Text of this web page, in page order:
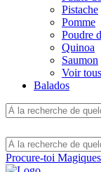
Pistache
Pomme
Poudre
Quinoa
Saumon
Voir
Balados
Procure-toi